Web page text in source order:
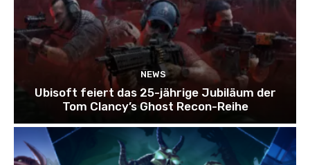
NEWS
Ubisoft feiert das 25-jährige Jubiläum der
Tom Clancy’s Ghost Recon-Reihe